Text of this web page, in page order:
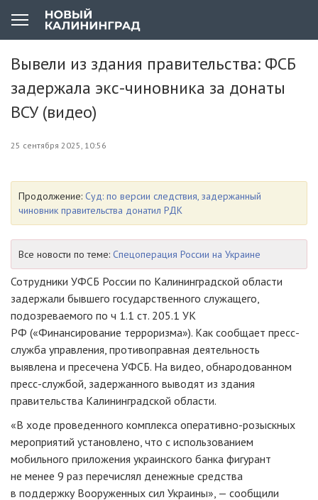
Вывели из здания правительства: ФСБ
задержала экс-чиновника за донаты
ВСУ (видео)
25 сентября 2025, 10:56
Продолжение: Суд: по версии следствия, задержанный
чиновник правительства донатил РДК
Все новости по теме: Спецоперация России на Украине
Сотрудники УФСБ России по Калининградской области
задержали бывшего государственного служащего,
подозреваемого по ч 1.1 ст. 205.1 УК
РФ («Финансирование терроризма»). Как сообщает пресс-
служба управления, противоправная деятельность
выявлена и пресечена УФСБ. На видео, обнародованном
пресс-службой, задержанного выводят из здания
правительства Калининградской области.
«В ходе проведенного комплекса оперативно-розыскных
мероприятий установлено, что с использованием
мобильного приложения украинского банка фигурант
не менее 9 раз перечислял денежные средства
в поддержку Вооруженных сил Украины», — сообщили